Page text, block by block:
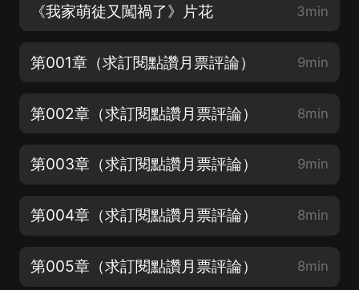
《我家萌徒又闖禍了》片花 3min
第001章（求訂閱點讚月票評論） 9min
第002章（求訂閱點讚月票評論） 8min
第003章（求訂閱點讚月票評論） 9min
第004章（求訂閱點讚月票評論） 8min
第005章（求訂閱點讚月票評論） 8min